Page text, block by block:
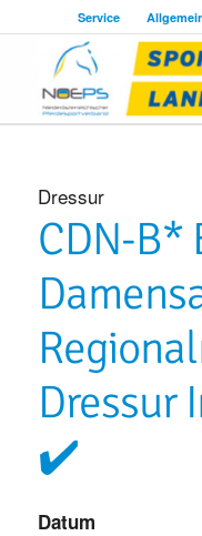
Service
Dressur
CDN-B*
Dressur
✔️
Datum